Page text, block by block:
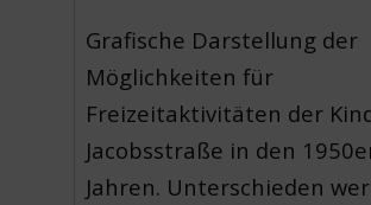
Grafische Darstellung der
Möglichkeiten für
Freizeitaktivitäten der
Jacobsstraße in den
Jahren. Unterschieden